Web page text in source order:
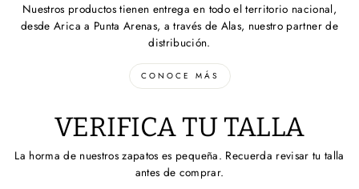
Nuestros productos tienen entrega en todo el territorio nacional,
desde Arica a Punta Arenas, a través de Alas, nuestro partner de
distribución.
CONOCE MÁS
VERIFICA TU TALLA
La horma de nuestros zapatos es pequeña. Recuerda revisar tu talla
antes de comprar.